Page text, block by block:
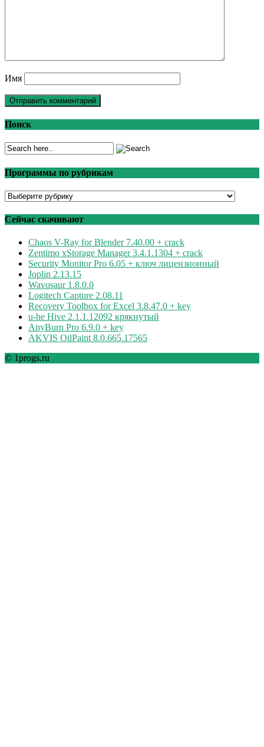
Имя
Поиск
Программы по рубрикам
Программы
рубрикам
Сейчас скачивают
Chaos V-Ray for Blender 7.40.00 + crack
Zentimo xStorage Manager 3.4.1.1304 + crack
Security Monitor Pro 6.05 + ключ лицензионный
Joplin 2.13.15
Wavosaur 1.8.0.0
Logitech Capture 2.08.11
Recovery Toolbox for Excel 3.8.47.0 + key
u-he Hive 2.1.1.12092 крякнутый
AnyBurn Pro 6.9.0 + key
AKVIS OilPaint 8.0.665.17565
© 1progs.ru